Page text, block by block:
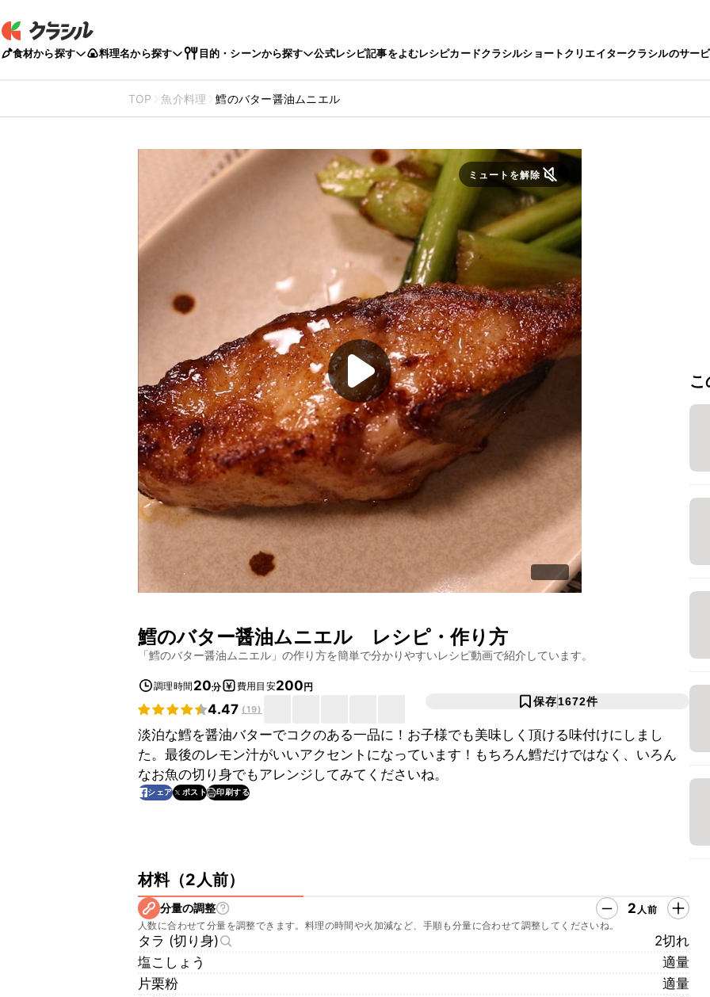
食材から探す 料理名から探す 目的・シーンから探す 公式レシピ記事をよむレシピカードクラシルショートクリエイタークラシルのサー
TOP 魚介料理 鱈のバター醤油ムニエル
ミュートを解除
鱈のバター醤油ムニエル レシピ・作り方
「鱈のバター醤油ムニエル 」の作り方を簡単で分かりやすいレシピ動画で紹介しています。
調理時間 20分 費用目安200円
4.47 (19)
保存1672件
淡泊な鱈を醤油バターでコクのある一品に！お子様でも美味しく頂ける味付けにしまし
た。最後のレモン汁がいいアクセントになっています！もちろん鱈だけではなく、いろん
なお魚の切り身でもアレンジしてみてくださいね。
シェア ポスト 印刷する
材料（2人前）
分量の調整 2 人前
人数に合わせて分量を調整できます。料理の時間や火加減など、手順も分量に合わせて調整してくださいね。
タラ (切り身)
2切れ
塩こしょう
適量
片栗粉
適量